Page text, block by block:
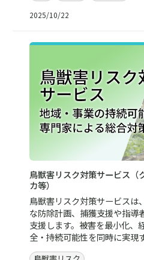
2025/10/22
鳥獣害リスク対策サービス（
カ等）
鳥獣害リスク対策サービスは
な防除計画、捕獲支援や指導
支援します。被害を最小化、
全・持続可能性を同時に実現